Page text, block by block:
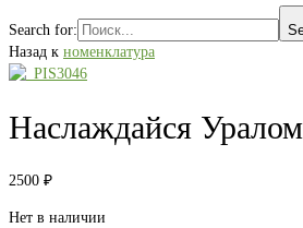
Search for:
Назад к номенклатура
Наслаждайся
2500 ₽
Нет в наличии